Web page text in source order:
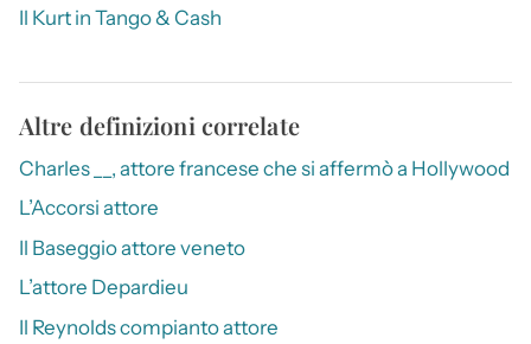
Il Kurt in Tango & Cash
Altre definizioni correlate
Charles __, attore francese che si affermò a Hollywood
L’Accorsi attore
Il Baseggio attore veneto
L’attore Depardieu
Il Reynolds compianto attore